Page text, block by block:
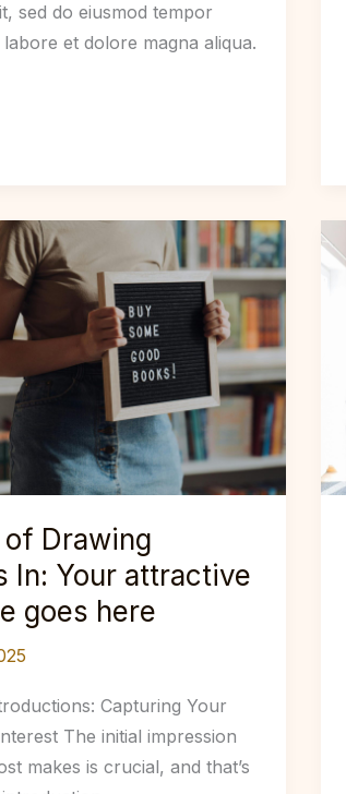
sed do eiusmod tempor
et dolore magna aliqua.
Drawing
In: Your attractive
goes here
Capturing Your
The initial impression
makes is crucial, and that’s